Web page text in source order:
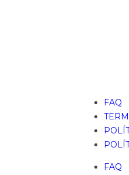
FAQ
FAQ